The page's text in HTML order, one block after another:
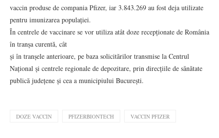
vaccin produse de compania Pfizer, iar 3.843.269 au fost deja utilizate
pentru imunizarea populației.
În centrele de vaccinare se vor utiliza atât doze recepționate de România
în tranșa curentă, cât
și în tranșele anterioare, pe baza solicitărilor transmise la Centrul
Național și centrele regionale de depozitare, prin direcțiile de sănătate
publică județene și cea a municipiului București.
DOZE VACCIN PFIZERBIONTECH VACCIN PFIZER